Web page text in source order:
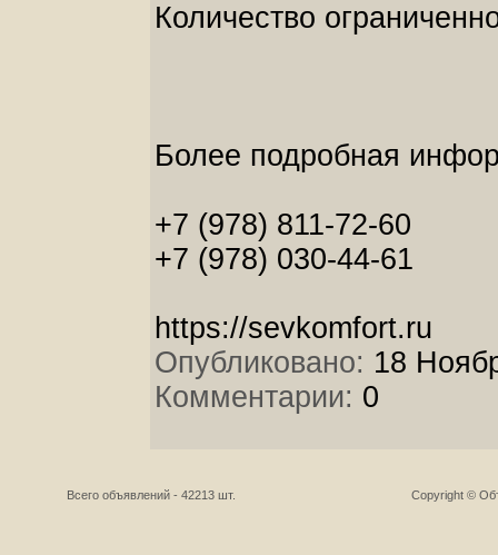
Количество
Более подробная
+7 (978) 811-72-60
+7 (978) 030-44-61
https://sevkomfort.ru
Опубликовано: 18
Комментарии: 0
Всего объявлений - 42213 шт. Copyright ©